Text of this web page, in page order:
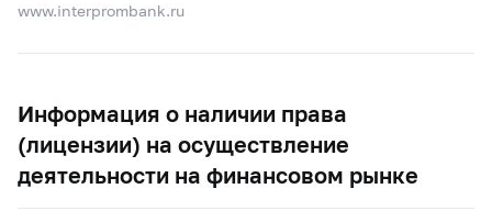
www.interprombank.ru
Информация о наличии права
(лицензии) на осуществление
деятельности на финансовом рынке